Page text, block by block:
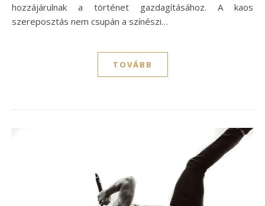
hozzájárulnak a történet gazdagításához. A kaos
szereposztás nem csupán a színészi…
TOVÁBB